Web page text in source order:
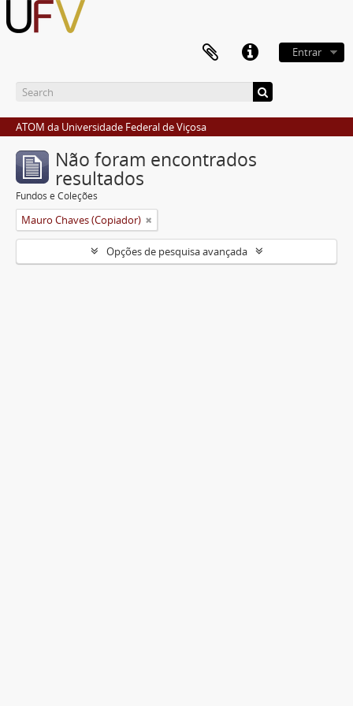
Entrar
ATOM da Universidade Federal de Viçosa
Não foram encontrados
resultados
Fundos e Coleções
Mauro Chaves (Copiador)
Opções de pesquisa avançada